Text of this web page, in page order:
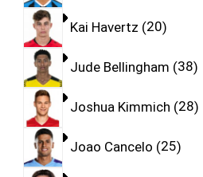
Kai Havertz 20
Jude Bellingham 38
Joshua Kimmich 28
Joao Cancelo 25